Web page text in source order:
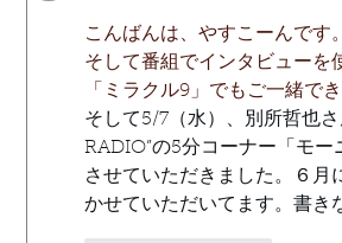
こんばんは、やすこーんです
そして番組でインタビューを
「ミラクル9」でもご一緒で
そして5/7（水）、別所哲也
RADIO”の5分コーナー「モ
させていただきました。６月
かせていただいてます。書き